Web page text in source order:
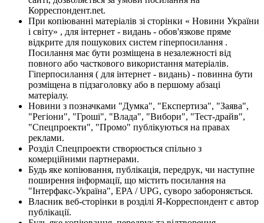
Корреспондент.net.
При копіюванні матеріалів зі сторінки « Новини України
і світу» , для інтернет - видань - обов'язкове пряме
відкрите для пошукових систем гіперпосилання .
Посилання має бути розміщена в незалежності від
повного або часткового використання матеріалів.
Гіперпосилання ( для інтернет - видань) - повинна бути
розміщена в підзаголовку або в першому абзаці
матеріалу.
Новини з позначками "Думка", "Експертиза", "Заява",
"Регіони", "Гроші", "Влада", "Вибори", "Тест-драйв",
"Спецпроекти", "Промо" публікуються на правах
реклами.
Розділ Спецпроекти створюється спільно з
комерційними партнерами.
Будь яке копіювання, публікація, передрук, чи наступне
поширення інформації, що містить посилання на
"Інтерфакс-Україна", EPA / UPG, суворо забороняється.
Власник веб-сторінки в розділі Я-Корреспондент є автор
публікації.